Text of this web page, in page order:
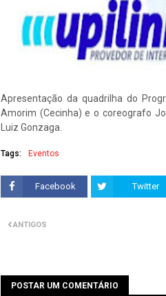
Apresentação da quadrilha do
Amorim (Cecinha) e o coreografo
Luiz Gonzaga.
Tags: Eventos
Facebook Twitter
ANTIGOS
POSTAR UM COMENTÁRIO